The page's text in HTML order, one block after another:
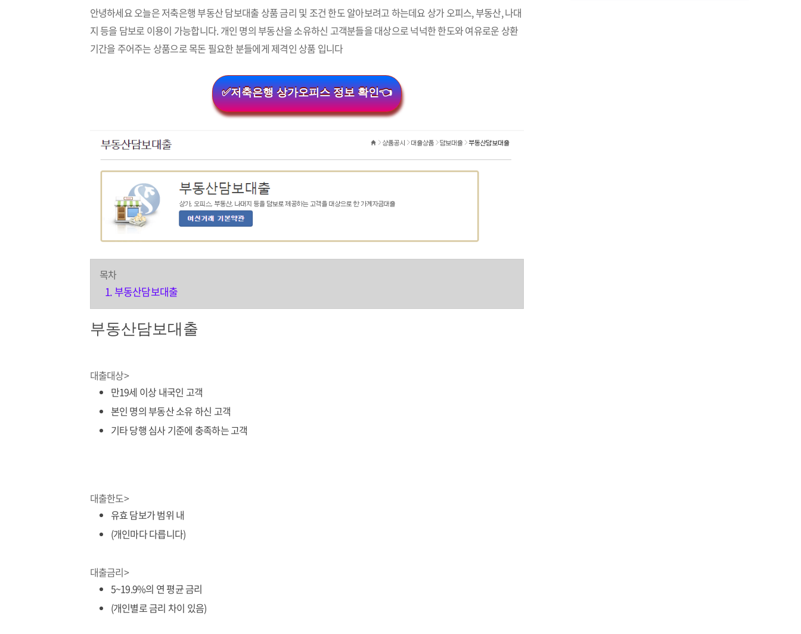
안녕하세요 오늘은 저축은행 부동산 담보대출 상품 금리 및 조건 한도 알아보려고 하는데요 상가 오피스, 부동산, 나대
지 등을 담보로 이용이 가능합니다. 개인 명의 부동산을 소유하신 고객분들을 대상으로 넉넉한 한도와 여유로운 상환
기간을 주어주는 상품으로 목돈 필요한 분들에게 제격인 상품 입니다
✅저축은행 상가오피스 정보 확인👈
목차
부동산담보대출
부동산담보대출
대출대상>
만19세 이상 내국인 고객
본인 명의 부동산 소유 하신 고객
기타 당행 심사 기준에 충족하는 고객
대출한도>
유효 담보가 범위 내
(개인마다 다릅니다)
대출금리>
5~19.9%의 연 평균 금리
(개인별로 금리 차이 있음)